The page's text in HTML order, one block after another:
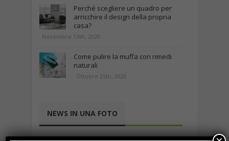
Perché scegliere un quadro per
arricchire il design della propria
casa?
Novembre 13th, 2020
Come pulire la muffa con rimedi
naturali
Ottobre 25th, 2020
NEWS IN UNA FOTO